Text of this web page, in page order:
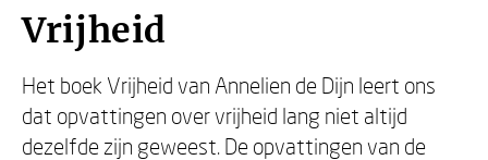
Vrijheid
Het boek Vrijheid van Annelien de Dijn leert ons
dat opvattingen over vrijheid lang niet altijd
dezelfde zijn geweest. De opvattingen van de